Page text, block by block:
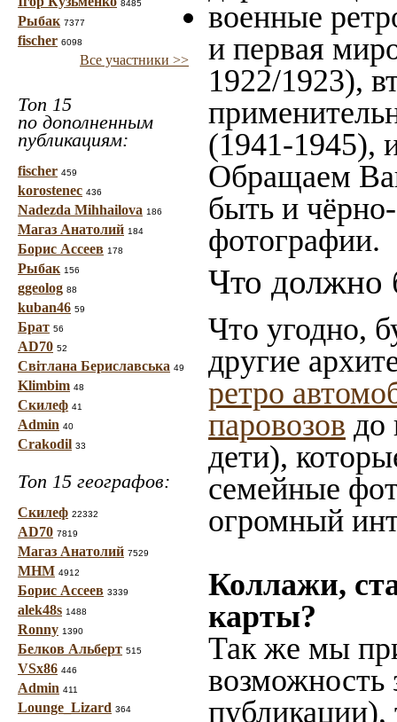
8485
Рыбак 7377
fischer 6098
Все участники >>
Топ 15
по дополненным
публикациям:
fischer 459
korostenec 436
Nadezda Mihhailova 186
Магаз Анатолий 184
Борис Ассеев 178
Рыбак 156
ggeolog 88
kuban46 59
Брат 56
AD70 52
Світлана Бериславська 49
Klimbim 48
Скилеф 41
Admin 40
Crakodil 33
Топ 15 географов:
Скилеф 22332
AD70 7819
Магаз Анатолий 7529
МНМ 4912
Борис Ассеев 3339
alek48s 1488
Ronny 1390
Белков Альберт 515
VSx86 446
Admin 411
Lounge_Lizard 364
военные
и первая
1922/1923),
(1941-1945),
Обращаем
быть и
фотографии.
Что должно
Что угодно,
другие
ретро
паровозов до
дети),
семейные
огромный
Коллажи,
карты?
Так же мы
возможность
публикации),